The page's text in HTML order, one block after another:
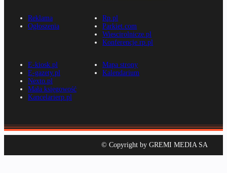
Reklama
Ogłoszenia
Rp.pl
Parkiet.com
Wiescirolnicze.pl
Konferencje.rp.pl
E-kiosk.pl
E-gazety.pl
Nexto.pl
Mała księgowość
Kancelarierp.pl
Mapa strony
Kalendarium
© Copyright by GREMI MEDIA SA